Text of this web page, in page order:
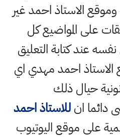
الاستاذ احمد غير
على المواضيع كل
عند كتابة التعليق
احمد مهدي اي
حيال ذلك
دائما انللاستاذ احمد
على موقع اليوتيوب